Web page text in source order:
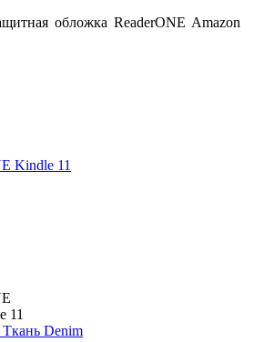
обложка ReaderONE Amazon
Kindle 11
11
Denim